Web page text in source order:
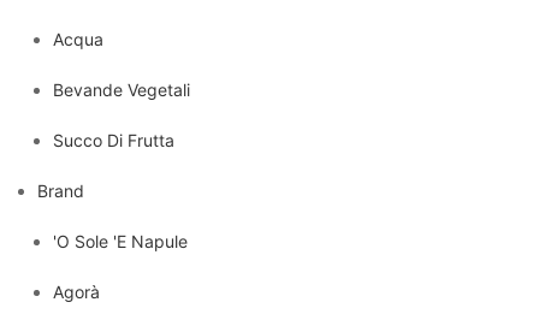
Acqua
Bevande Vegetali
Succo Di Frutta
Brand
'O Sole 'E Napule
Agorà